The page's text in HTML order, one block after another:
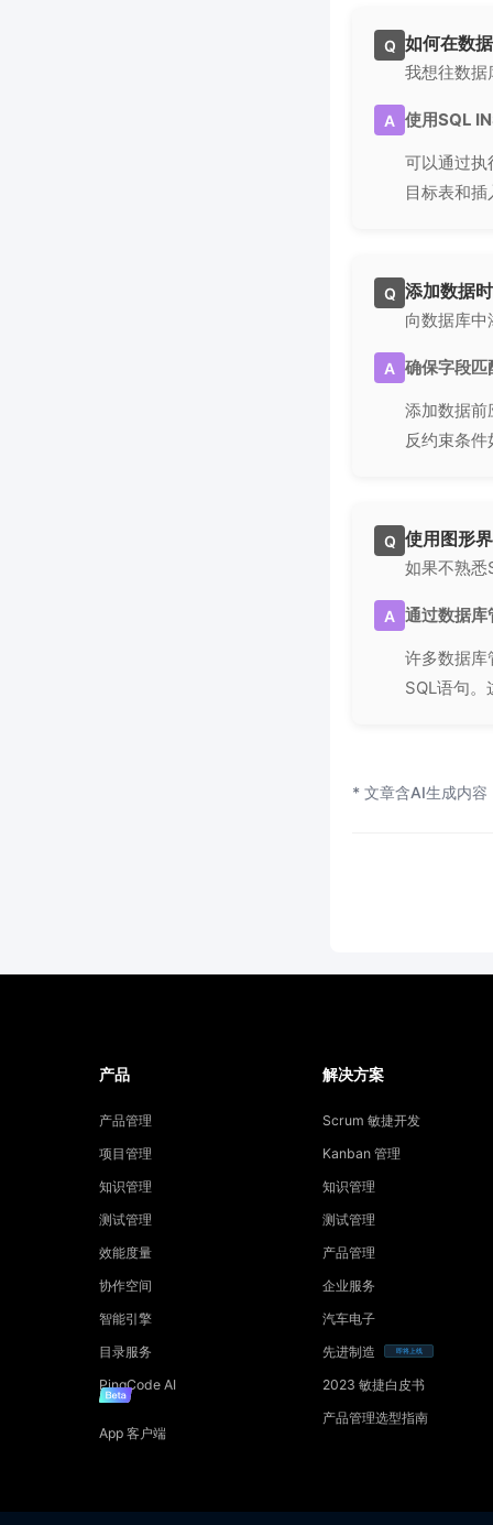
Q 如何在数
我想往数据
A 使用SQL
可以通过执
目标表和
Q 添加数据
向数据库
A 确保字段匹
添加数据前
反约束条
Q 使用图形
如果不熟悉
A 通过数据库
许多数据库
SQL语句
* 文章含AI生成内容
产品
产品管理
项目管理
知识管理
测试管理
效能度量
协作空间
智能引擎
目录服务
PingCode AI
App 客户端
解决方案
Scrum 敏捷开发
Kanban 管理
知识管理
测试管理
产品管理
企业服务
汽车电子
先进制造
即将上线
2023 敏捷白皮书
产品管理选型指南